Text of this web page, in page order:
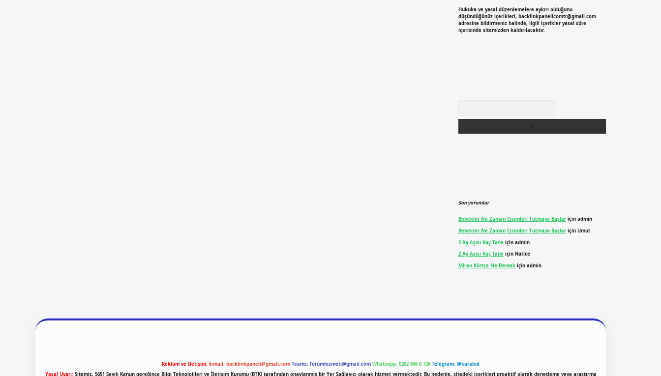
Hukuka ve yasal düzenlemelere aykırı olduğunu
düşündüğünüz içerikleri, backlinkpanelicomtr@gmail.com
adresine bildirmeniz halinde, ilgili içerikler yasal süre
içerisinde sitemizden kaldırılacaktır.
Son yorumlar
Bebekler Ne Zaman Cisimleri Tutmaya Başlariçin admin
Bebekler Ne Zaman Cisimleri Tutmaya Başlariçin Umut
2 Ay Aşısı Kaç Taneiçin admin
2 Ay Aşısı Kaç Taneiçin Hatice
Miran Kürtçe Ne Demekiçin admin
Reklam ve İletişim: E-mail: backlinkpaneli@gmail.com Teams: forumhizmeti@gmail.com Whatsapp: 0262 606 0 726 Telegram: @karabul
Yasal Uyarı: Sitemiz, 5651 Sayılı Kanun gereğince Bilgi Teknolojileri ve İletişim Kurumu (BTK) tarafından onaylanmış bir Yer Sağlayıcı olarak hizmet vermektedir. Bu nedenle, sitedeki içerikleri proaktif olarak denetleme veya araştırma